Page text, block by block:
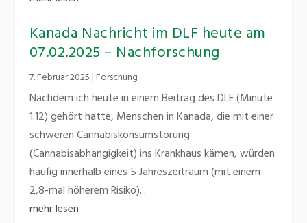
Kanada Nachricht im DLF heute am
07.02.2025 – Nachforschung
7. Februar 2025|Forschung
Nachdem ich heute in einem Beitrag des DLF (Minute
1:12) gehört hatte, Menschen in Kanada, die mit einer
schweren Cannabiskonsumstörung
(Cannabisabhängigkeit) ins Krankhaus kämen, würden
häufig innerhalb eines 5 Jahreszeitraum (mit einem
2,8-mal höherem Risiko)...
mehr lesen